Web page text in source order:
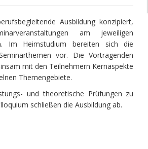
Ausbildung konzipiert,
am jeweiligen
Im Heimstudium bereiten sich die
vor. Die Vortragenden
mit den Teilnehmern Kernaspekte
Themengebiete.
und theoretische Prüfungen zu
schließen die Ausbildung ab.